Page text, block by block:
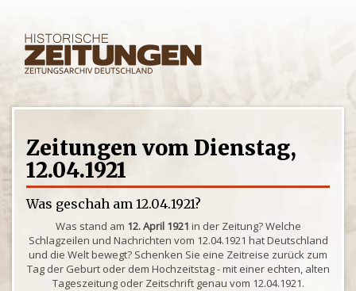
Zeitungen vom Dienstag,
12.04.1921
Was geschah am 12.04.1921?
Was stand am 12. April 1921 in der Zeitung? Welche
Schlagzeilen und Nachrichten vom 12.04.1921 hat Deutschland
und die Welt bewegt? Schenken Sie eine Zeitreise zurück zum
Tag der Geburt oder dem Hochzeitstag - mit einer echten, alten
Tageszeitung oder Zeitschrift genau vom 12.04.1921.